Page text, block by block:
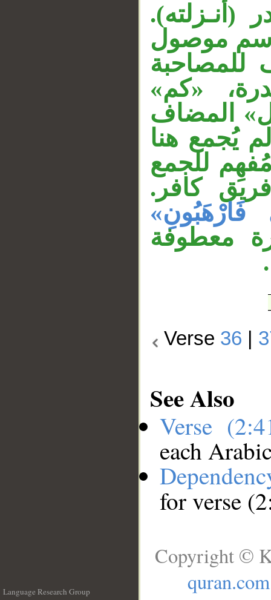
(أنـزلته).
اسم موصول
«كم»
المضاف
يُجمع هنا
للجمع
كافر.
فَارْهَبُونِ»
معطوفة
Verse 36
See Also
Verse
each
for verse
Language Research Group
Copyright ©
quran.com